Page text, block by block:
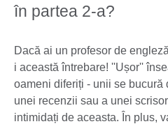
în partea 2-a?
Dacă ai un profesor de
i această întrebare! ''Ușor''
oameni diferiți - unii se bucură
unei recenzii sau a unei
intimidați de aceasta. În plus,